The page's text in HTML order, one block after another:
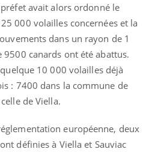
avait alors ordonné le
000 volailles concernées et la
dans un rayon de 1
9500 canards ont été abattus.
10 000 volailles déjà
: 7400 dans la commune de
de Viella.
européenne, deux
définies à Viella et Sauviac